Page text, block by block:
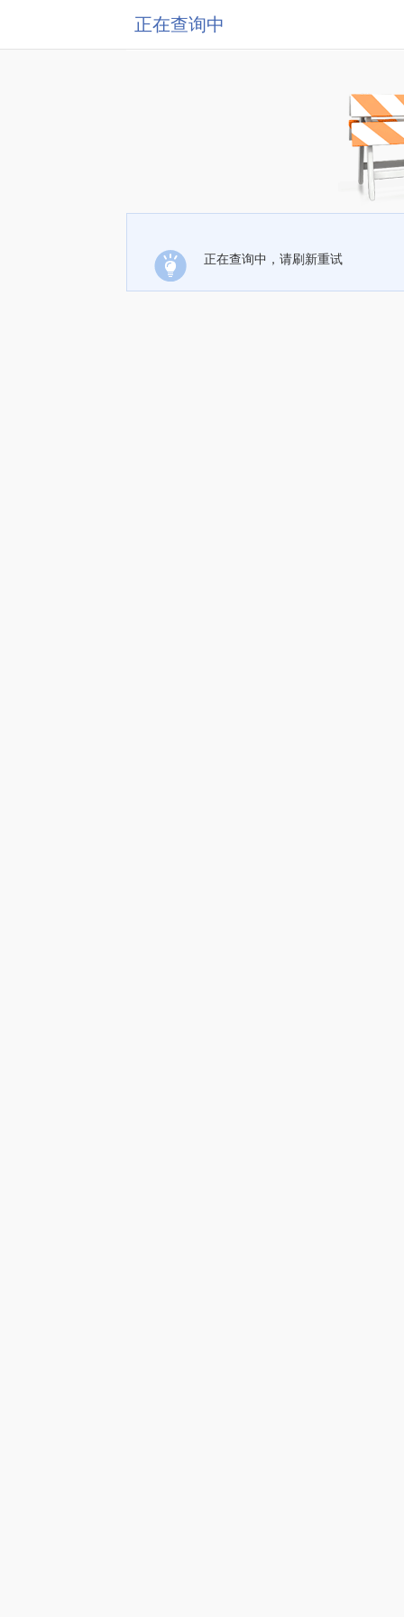
正在查询中
正在查询中，请刷新重试